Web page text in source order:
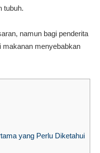
tubuh.
namun bagi penderita
makanan menyebabkan
yang Perlu Diketahui